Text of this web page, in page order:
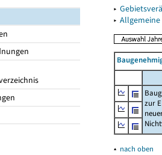
▸
▸
zur
▴ nach oben